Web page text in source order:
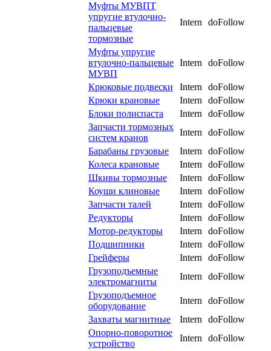
Муфты МУВПТ
упругие втулочно-
пальцевые
тормозные
Intern doFollow
Муфты упругие
втулочно-пальцевые
МУВП
Intern doFollow
Крюковые подвески Intern
doFollow
Крюки крановые
Intern
doFollow
Блоки полиспаста
Intern
doFollow
Запчасти тормозных
систем кранов
Intern
doFollow
Барабаны грузовые
Intern
doFollow
Колеса крановые
Intern
doFollow
Шкивы тормозные
Intern
doFollow
Коуши клиновые
Intern
doFollow
Запчасти талей
Intern
doFollow
Редукторы
Intern
doFollow
Мотор-редукторы
Intern
doFollow
Подшипники
Intern
doFollow
Грейферы
Intern
doFollow
Грузоподъемные
электромагниты
Intern
doFollow
Грузоподъемное
оборудование
Intern
doFollow
Захваты магнитные
Intern
doFollow
Опорно-поворотное
устройство
Intern
doFollow